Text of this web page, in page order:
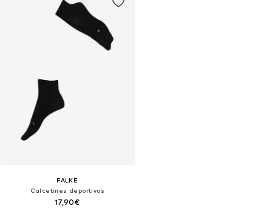
FALKE
Calcetines deportivos
17,90€